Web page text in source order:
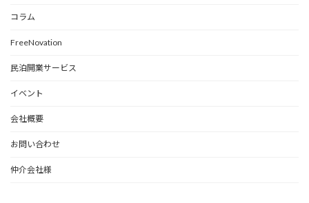
コラム
FreeNovation
民泊開業サービス
イベント
会社概要
お問い合わせ
仲介会社様